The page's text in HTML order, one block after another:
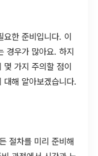
요한 준비입니다. 이
경우가 많아요. 하지
몇 가지 주의할 점이
해 알아보겠습니다.
절차를 미리 준비해